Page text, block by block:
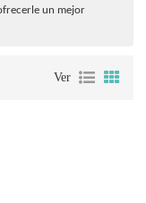
un mejor
Ver